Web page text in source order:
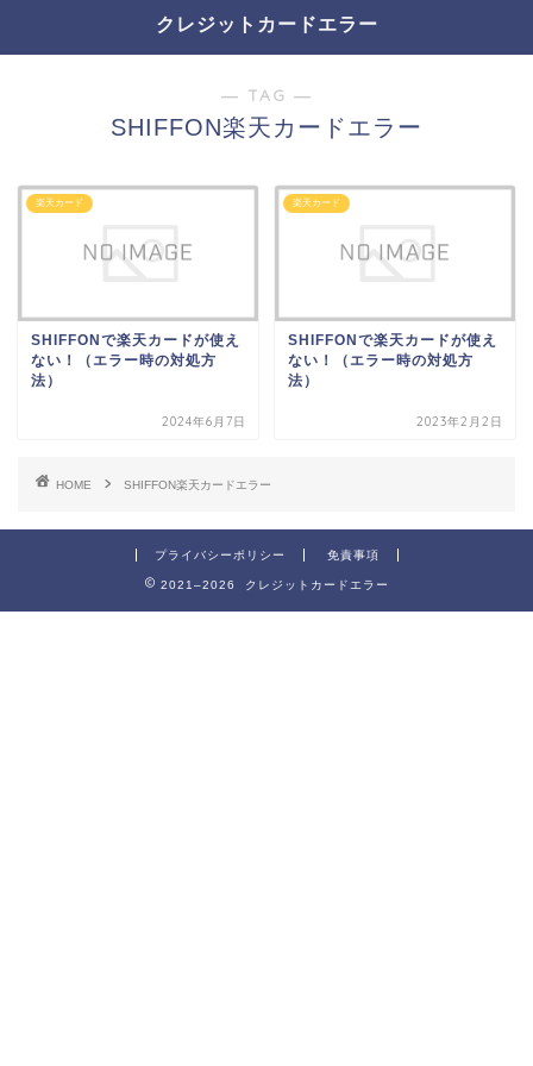
クレジットカードエラー
― TAG ―
SHIFFON楽天カードエラー
楽天カード
SHIFFONで楽天カードが使え
ない！（エラー時の対処方
法）
2024年6月7日
楽天カード
SHIFFONで楽天カードが使え
ない！（エラー時の対処方
法）
2023年2月2日
HOME SHIFFON楽天カードエラー
プライバシーポリシー 免責事項
2021–2026 クレジットカードエラー